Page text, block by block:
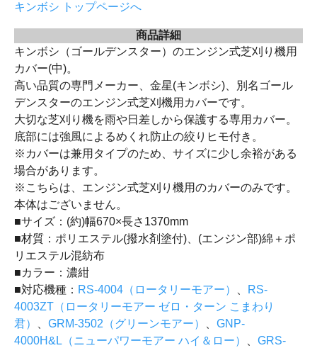
キンボシ トップページへ
商品詳細
キンボシ（ゴールデンスター）のエンジン式芝刈り機用
カバー(中)。
高い品質の専門メーカー、金星(キンボシ)、別名ゴール
デンスターのエンジン式芝刈機用カバーです。
大切な芝刈り機を雨や日差しから保護する専用カバー。
底部には強風によるめくれ防止の絞りヒモ付き。
※カバーは兼用タイプのため、サイズに少し余裕がある
場合があります。
※こちらは、エンジン式芝刈り機用のカバーのみです。
本体はございません。
■サイズ：(約)幅670×長さ1370mm
■材質：ポリエステル(撥水剤塗付)、(エンジン部)綿＋ポ
リエステル混紡布
■カラー：濃紺
■対応機種： RS-4004（ロータリーモアー）
RS-
4003ZT（ロータリーモアー ゼロ・ターン こまわり
君）
GRM-3502（グリーンモアー）
GNP-
4000H&L（ニューパワーモアー ハイ＆ロー）
GRS-